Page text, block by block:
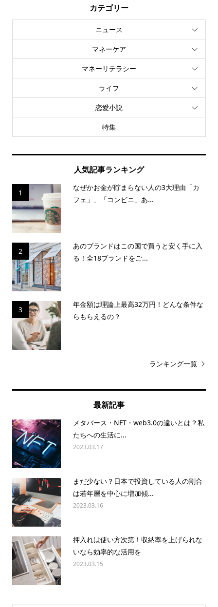
カテゴリー
ニュース
マネーケア
マネーリテラシー
ライフ
恋愛小説
特集
人気記事ランキング
1
なぜかお金が貯まらない人の3大理由「カ
フェ」、「コンビニ」あ...
2
あのブランドはこの国で買うと安く手に入
る！全18ブランドをご...
3
年金額は理論上最高32万円！どんな条件な
らもらえるの？
ランキング一覧
最新記事
メタバース・NFT・web3.0の違いとは？私
たちへの生活に...
2023.03.17
まだ少ない？日本で投資している人の割合
は若年層を中心に増加傾...
2023.03.16
押入れは使い方次第！収納率を上げられな
いなら効率的な活用を
2023.03.15